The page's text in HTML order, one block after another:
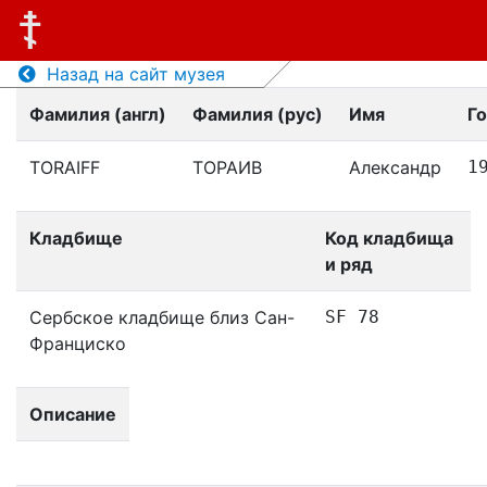
Назад на сайт музея
Фамилия (англ)
Фамилия (рус) Имя
TORAIFF ТОРАИВ Александр
Кладбище
Код кладбища
и ряд
Сербское кладбище близ Сан-
Франциско
SF 78
Описание